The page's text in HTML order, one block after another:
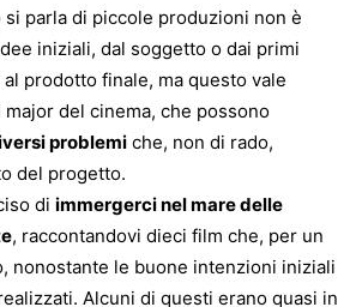
parla di piccole produzioni non è
iniziali, dal soggetto o dai primi
prodotto finale, ma questo vale
del cinema, che possono
problemi che, non di rado,
del progetto.
di immergerci nel mare delle
, raccontandovi dieci film che, per un
nonostante le buone intenzioni iniziali
Alcuni di questi erano quasi in